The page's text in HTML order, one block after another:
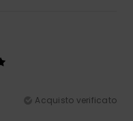
Acquisto verificato